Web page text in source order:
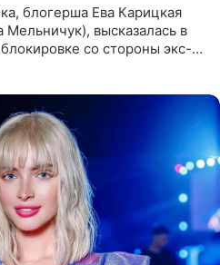
блогерша Ева Карицкая
высказалась в
со стороны экс-